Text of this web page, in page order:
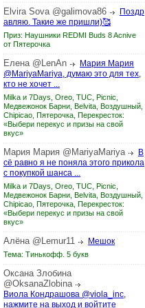
Elvira Sova @galimova86
Поздр
авляю. Такие же пришли)🥰
Приз: Наушники REDMI Buds 8 Acnive
от Пятерочка
Елена @LenAn
Мария Мария
@MariyaMariya, думаю это для тех,
кто не хочет ...
Milka и 7Days, Oreo, TUC, Picnic,
Медвежонок Барни, Belvita, Воздушный,
Chipicao, Пятерочка, Перекресток:
«Выбери перекус и призы на свой
вкус»
Мария Мария @MariyaMariya
В
сё равно я не поняла этого прикола
с покупкой шанса ...
Milka и 7Days, Oreo, TUC, Picnic,
Медвежонок Барни, Belvita, Воздушный,
Chipicao, Пятерочка, Перекресток:
«Выбери перекус и призы на свой
вкус»
Алёна @Lemur11 Мешок
Тема: Тинькофф. 5 букв
Оксана Злобина
@OksanaZlobina
Виола Кондрашова @viola_inc,
нажмите на выход и войтите